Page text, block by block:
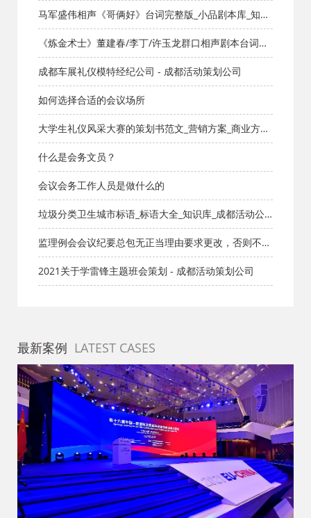
马军盛伟相声《哥俩好》台词完整版_小品剧本库_知识
库_成都活动公司网_策划网_方案网_文案网_文档网
《炼金术士》董建春/李丁/许玉龙群口相声剧本台词完
整版_小品剧本库_知识库_成都活动公司网_策划网_方案
网_文案网_文档网
成都车展礼仪模特经纪公司 - 成都活动策划公司
如何选择合适的会议场所
大学生礼仪风采大赛的策划书范文_营销方案_商业方案
_成都活动公司网_策划网_方案网_文案网_文档网
什么是会务文员？
会议会务工作人员是做什么的
垃圾分类卫生城市标语_标语大全_知识库_成都活动公
司网-策划网,方案网,网站策划,网站计划,策划的爱
监理例会会议纪要总包无正当理由要求更改，否则不签
认，怎么办？
2021关于学雷锋主题班会策划 - 成都活动策划公司
最新案例 LATEST CASES